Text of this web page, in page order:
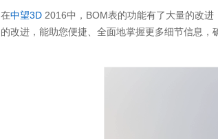
在中望3D 2016中，BOM表的功能有了大量的改
的改进，能助您便捷、全面地掌握更多细节信息，